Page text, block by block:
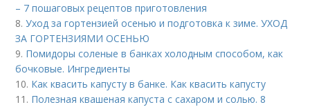
– 7 пошаговых рецептов приготовления
8.Уход за гортензией осенью и подготовка к зиме. УХОД
ЗА ГОРТЕНЗИЯМИ ОСЕНЬЮ
9. Помидоры соленые в банках холодным способом, как
бочковые. Ингредиенты
10. Как квасить капусту в банке. Как квасить капусту
11. Полезная квашеная капуста с сахаром и солью. 8